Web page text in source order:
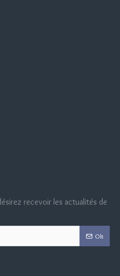
recevoir les actualités de
Ok